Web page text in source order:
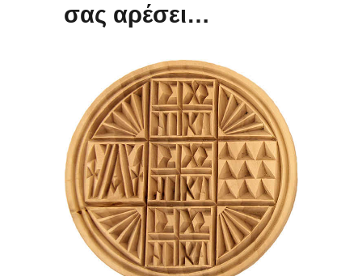
σας αρέσει…